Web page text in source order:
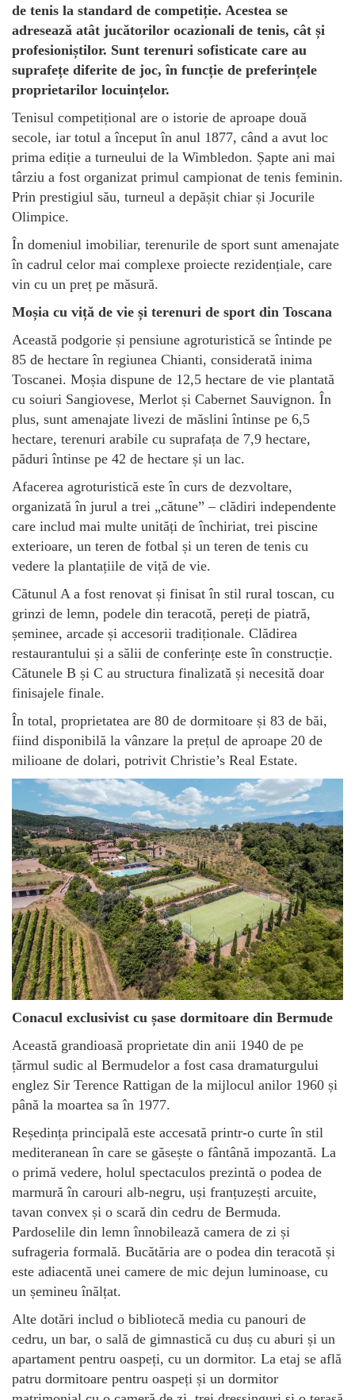
de tenis la standard de competiție. Acestea se
adresează atât jucătorilor ocazionali de tenis, cât și
profesioniștilor. Sunt terenuri sofisticate care au
suprafețe diferite de joc, în funcție de preferințele
proprietarilor locuințelor.
Tenisul competițional are o istorie de aproape două
secole, iar totul a început în anul 1877, când a avut loc
prima ediție a turneului de la Wimbledon. Șapte ani mai
târziu a fost organizat primul campionat de tenis feminin.
Prin prestigiul său, turneul a depășit chiar și Jocurile
Olimpice.
În domeniul imobiliar, terenurile de sport sunt amenajate
în cadrul celor mai complexe proiecte rezidențiale, care
vin cu un preț pe măsură.
Moșia cu viță de vie și terenuri de sport din Toscana
Această podgorie și pensiune agroturistică se întinde pe
85 de hectare în regiunea Chianti, considerată inima
Toscanei. Moșia dispune de 12,5 hectare de vie plantată
cu soiuri Sangiovese, Merlot și Cabernet Sauvignon. În
plus, sunt amenajate livezi de măslini întinse pe 6,5
hectare, terenuri arabile cu suprafața de 7,9 hectare,
păduri întinse pe 42 de hectare și un lac.
Afacerea agroturistică este în curs de dezvoltare,
organizată în jurul a trei „cătune” – clădiri independente
care includ mai multe unități de închiriat, trei piscine
exterioare, un teren de fotbal și un teren de tenis cu
vedere la plantațiile de viță de vie.
Cătunul A a fost renovat și finisat în stil rural toscan, cu
grinzi de lemn, podele din teracotă, pereți de piatră,
șeminee, arcade și accesorii tradiționale. Clădirea
restaurantului și a sălii de conferințe este în construcție.
Cătunele B și C au structura finalizată și necesită doar
finisajele finale.
În total, proprietatea are 80 de dormitoare și 83 de băi,
fiind disponibilă la vânzare la prețul de aproape 20 de
milioane de dolari, potrivit Christie’s Real Estate.
Conacul exclusivist cu șase dormitoare din Bermude
Această grandioasă proprietate din anii 1940 de pe
țărmul sudic al Bermudelor a fost casa dramaturgului
englez Sir Terence Rattigan de la mijlocul anilor 1960 și
până la moartea sa în 1977.
Reședința principală este accesată printr-o curte în stil
mediteranean în care se găsește o fântână impozantă. La
o primă vedere, holul spectaculos prezintă o podea de
marmură în carouri alb-negru, uși franțuzești arcuite,
tavan convex și o scară din cedru de Bermuda.
Pardoselile din lemn înnobilează camera de zi și
sufrageria formală. Bucătăria are o podea din teracotă și
este adiacentă unei camere de mic dejun luminoase, cu
un șemineu înălțat.
Alte dotări includ o bibliotecă media cu panouri de
cedru, un bar, o sală de gimnastică cu duș cu aburi și un
apartament pentru oaspeți, cu un dormitor. La etaj se află
patru dormitoare pentru oaspeți și un dormitor